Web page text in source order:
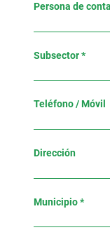
Persona de
Subsector *
Teléfono / Móvil
Dirección
Municipio *